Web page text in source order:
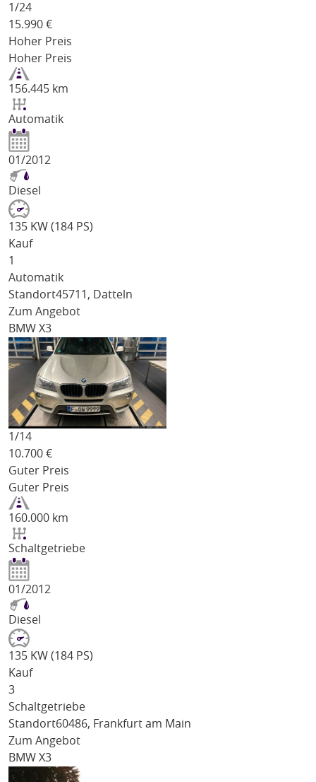
1/24
15.990 €
Hoher Preis
Hoher Preis
156.445 km
Automatik
01/2012
Diesel
135 KW (184 PS)
Kauf
1
Automatik
Standort45711, Datteln
Zum Angebot
BMW X3
1/14
10.700 €
Guter Preis
Guter Preis
160.000 km
Schaltgetriebe
01/2012
Diesel
135 KW (184 PS)
Kauf
3
Schaltgetriebe
Standort60486, Frankfurt am Main
Zum Angebot
BMW X3